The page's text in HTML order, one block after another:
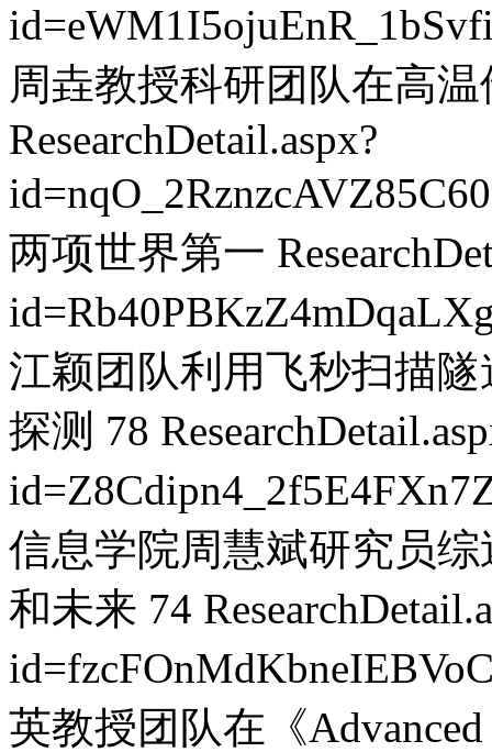
周垚教授科研团队在高
ResearchDetail.aspx?
两项世界第一
江颖团队利用飞秒扫描
探测 78
信息学院周慧斌研究员
和未来 74
英教授团队在《